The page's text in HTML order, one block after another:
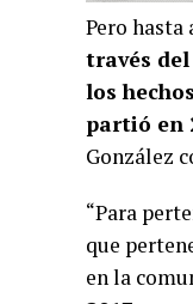
Pero
través
los
partió en
González
“Para
que
en la